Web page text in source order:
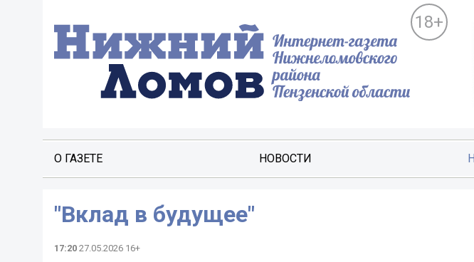
18+
О ГАЗЕТЕ НОВОСТИ
"Вклад в будущее"
17:20 27.05.2026 16+